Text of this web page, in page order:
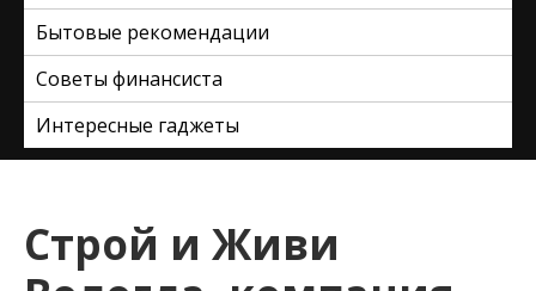
Бытовые рекомендации
Советы финансиста
Интересные гаджеты
Строй и Живи